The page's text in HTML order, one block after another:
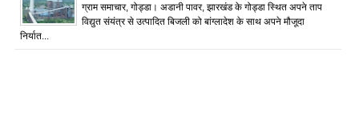
ग्राम समाचार, गोड्डा। अडानी पावर, झारखंड के गोड्डा स्थित अपने ताप
विद्युत संयंत्र से उत्पादित बिजली को बांग्लादेश के साथ अपने मौजूदा
निर्यात...